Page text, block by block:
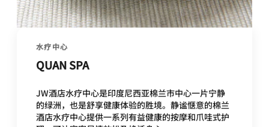
水疗中心
QUAN SPA
JW酒店水疗中心是印度尼西亚棉兰市中心一片宁静
的绿洲，也是舒享健康体验的胜境。静谧惬意的棉兰
酒店水疗中心提供一系列有益健康的按摩和爪哇式护